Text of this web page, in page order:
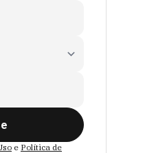
e Política de